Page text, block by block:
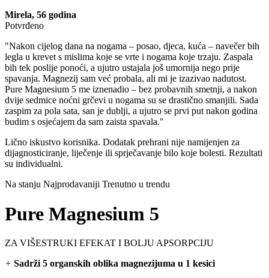
Mirela, 56 godina
Potvrđeno
"Nakon cijelog dana na nogama – posao, djeca, kuća – navečer bih
legla u krevet s mislima koje se vrte i nogama koje trzaju. Zaspala
bih tek poslije ponoći, a ujutro ustajala još umornija nego prije
spavanja. Magnezij sam već probala, ali mi je izazivao nadutost.
Pure Magnesium 5 me iznenadio – bez probavnih smetnji, a nakon
dvije sedmice noćni grčevi u nogama su se drastično smanjili. Sada
zaspim za pola sata, san je dublji, a ujutro se prvi put nakon godina
budim s osjećajem da sam zaista spavala."
Lično iskustvo korisnika. Dodatak prehrani nije namijenjen za
dijagnosticiranje, liječenje ili sprječavanje bilo koje bolesti. Rezultati
su individualni.
Na stanju Najprodavaniji Trenutno u trendu
Pure Magnesium 5
ZA VIŠESTRUKI EFEKAT I BOLJU APSORPCIJU
+ Sadrži 5 organskih oblika magnezijuma u 1 kesici